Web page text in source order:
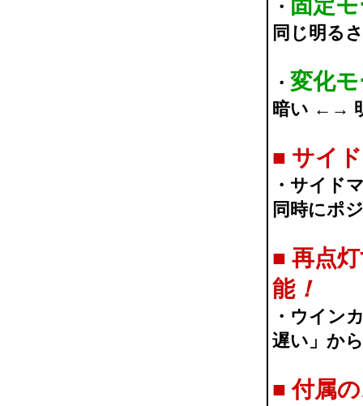
・ 固定
同じ明る
・ 変化
暗い ←→
■ サイ
・サイド
同時にポ
■ 再点
能！
・ウイン
遅い」か
■付属